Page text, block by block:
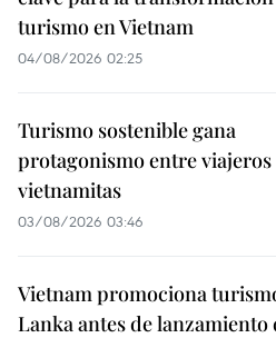
turismo en Vietnam
04/08/2026 02:25
Turismo sostenible gana
protagonismo entre viajeros
vietnamitas
03/08/2026 03:46
Vietnam promociona
Lanka antes de lanzamiento